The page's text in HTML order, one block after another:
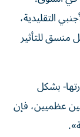
التقليدية،
منسق للتأثير
بشكل
عظميين، فإن